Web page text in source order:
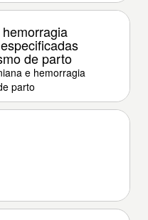
de parto
e hemorragia
parto